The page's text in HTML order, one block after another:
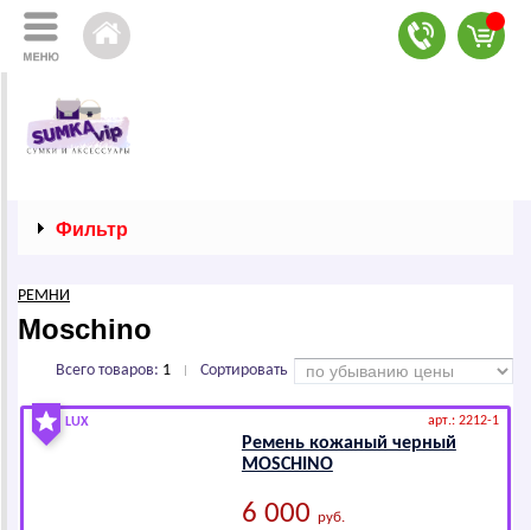
Фильтр
РЕМНИ
Moschino
Всего товаров: 1 Сортировать
LUX арт.: 2212-1
Ремень кожаный черный
МОSСНINО
6 000 руб.